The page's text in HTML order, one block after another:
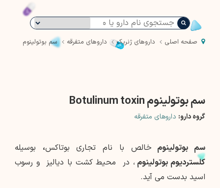
صفحه اصلی داروهای ژنریک داروهای متفرقه سم بوتولینوم
سم بوتولینوم Botulinum toxin
گروه دارو: داروهای متفرقه
سم بوتولینوم خالص با نام تجاری بوتاکس، بوسیله
کلستردیوم بوتولینوم ، در محیط کشت با دیالیز و رسوب
اسید بدست می آید.